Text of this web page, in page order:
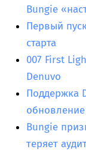
Bungie
Первый
старта
007 First
Denuvo
Поддержка
Bungie
теряет